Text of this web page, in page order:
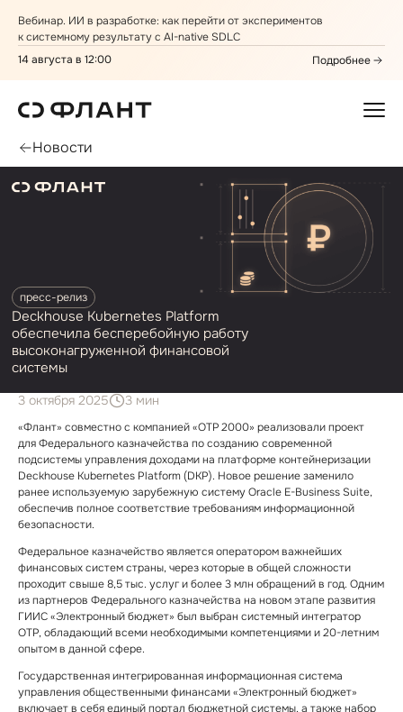
14 августа в 12:00 Подробнее
Вебинар. ИИ в разработке: как перейти от экспериментов
к системному результату с AI⁠-⁠native SDLC
Новости
пресс⁠-⁠релиз
Deckhouse Kubernetes Platform
обеспечила бесперебойную работу
высоконагруженной финансовой
системы
3 октября 2025 3 мин
«Флант» совместно с компанией «ОТР 2000» реализовали проект
для Федерального казначейства по созданию современной
подсистемы управления доходами на платформе контейнеризации
Deckhouse Kubernetes Platform (DKP). Новое решение заменило
ранее используемую зарубежную систему Oracle E⁠-⁠Business Suite,
обеспечив полное соответствие требованиям информационной
безопасности.
Федеральное казначейство является оператором важнейших
финансовых систем страны, через которые в общей сложности
проходит свыше 8,5 тыс. услуг и более 3 млн обращений в год. Одним
из партнеров Федерального казначейства на новом этапе развития
ГИИС «Электронный бюджет» был выбран системный интегратор
ОТР, обладающий всеми необходимыми компетенциями и 20⁠-⁠летним
опытом в данной сфере.
Государственная интегрированная информационная система
управления общественными финансами «Электронный бюджет»
включает в себя единый портал бюджетной системы, а также набор